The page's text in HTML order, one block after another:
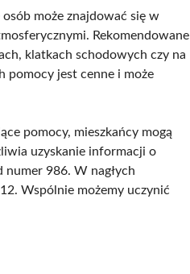
może znajdować się w
Rekomendowane
klatkach schodowych czy na
pomocy jest cenne i może
pomocy, mieszkańcy mogą
uzyskanie informacji o
986. W nagłych
Wspólnie możemy uczynić